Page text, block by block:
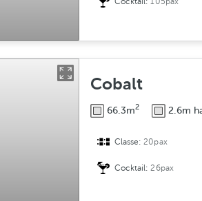
Cobalt
66.3m2 2.6m
Classe:20pax
Cocktail:26pax